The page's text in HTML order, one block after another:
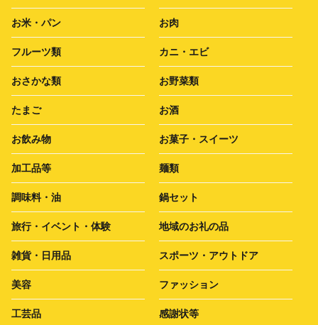
お米・パン お肉
フルーツ類 カニ・エビ
おさかな類 お野菜類
たまご お酒
お飲み物 お菓子・スイーツ
加工品等 麺類
調味料・油 鍋セット
旅行・イベント・体験 地域のお礼の品
雑貨・日用品 スポーツ・アウトドア
美容 ファッション
工芸品 感謝状等